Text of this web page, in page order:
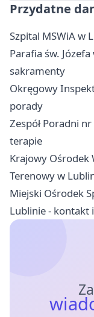
Przydatne
Szpital MSWiA w
Parafia św.
sakramenty
Okręgowy
porady
Zespół Poradni
terapie
Krajowy Ośrodek
Terenowy w
Miejski Ośrodek
Lublinie - kontakt